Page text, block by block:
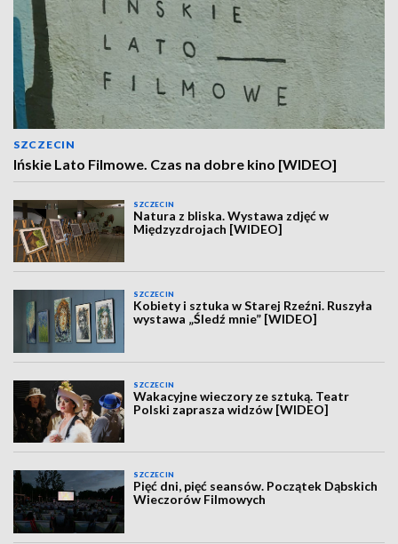
SZCZECIN
Ińskie Lato Filmowe. Czas na dobre kino [WIDEO]
SZCZECIN
Natura z bliska. Wystawa zdjęć w
Międzyzdrojach [WIDEO]
SZCZECIN
Kobiety i sztuka w Starej Rzeźni. Ruszyła
wystawa „Śledź mnie” [WIDEO]
SZCZECIN
Wakacyjne wieczory ze sztuką. Teatr
Polski zaprasza widzów [WIDEO]
SZCZECIN
Pięć dni, pięć seansów. Początek Dąbskich
Wieczorów Filmowych